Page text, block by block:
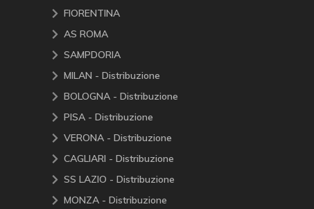
FIORENTINA
AS ROMA
SAMPDORIA
MILAN - Distribuzione
BOLOGNA - Distribuzione
PISA - Distribuzione
VERONA - Distribuzione
CAGLIARI - Distribuzione
SS LAZIO - Distribuzione
MONZA - Distribuzione